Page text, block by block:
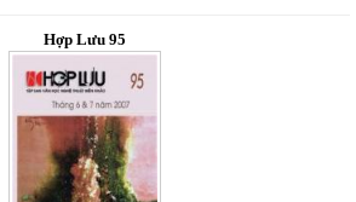
Hợp Lưu 95